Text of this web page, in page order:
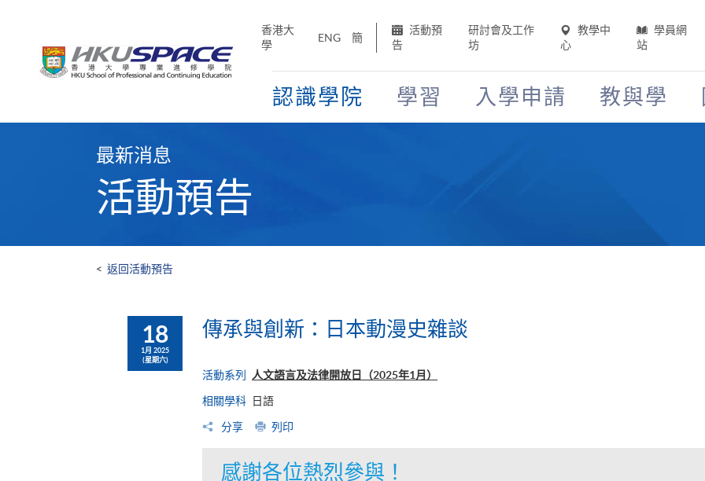
香港大
學
ENG 簡
活動預
告
研討會及工作
坊
教學中
心
學員網
站
認識學院 學習 入學申請 教與學
最新消息
活動預告
< 返回活動預告
18
1月 2025
(星期六)
傳承與創新：日本動漫史雜談
活動系列 人文語言及法律開放日（2025年1月）
相關學科 日語
分享 列印
感謝各位熱烈參與！